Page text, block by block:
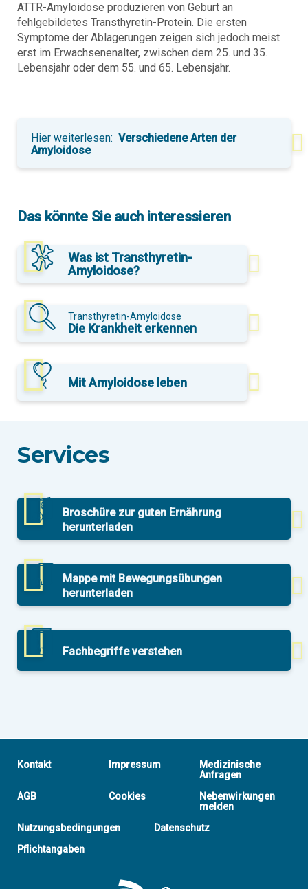
ATTR-Amyloidose produzieren von Geburt an
fehlgebildetes Transthyretin-Protein. Die ersten
Symptome der Ablagerungen zeigen sich jedoch meist
erst im Erwachsenenalter, zwischen dem 25. und 35.
Lebensjahr oder dem 55. und 65. Lebensjahr.
Hier weiterlesen: Verschiedene Arten der
Amyloidose
Das könnte Sie auch interessieren
Was ist Transthyretin-
Amyloidose?
Transthyretin-Amyloidose
Die Krankheit erkennen
Mit Amyloidose leben
Services
Broschüre zur guten Ernährung
herunterladen
Mappe mit Bewegungsübungen
herunterladen
Fachbegriffe verstehen
Kontakt Impressum
Medizinische
Anfragen
AGB
Cookies
Nebenwirkungen
melden
Nutzungsbedingungen
Datenschutz
Pflichtangaben